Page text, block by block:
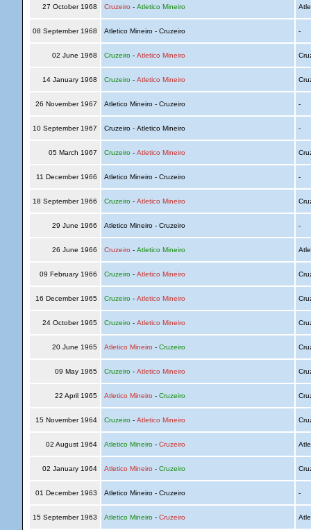
27 October 1968 Cruzeiro - Atletico Mineiro
08 September 1968 Atletico Mineiro - Cruzeiro -
02 June 1968 Cruzeiro- Atletico Mineiro
14 January 1968 Cruzeiro- Atletico Mineiro
26 November 1967 Atletico Mineiro - Cruzeiro -
10 September 1967 Cruzeiro - Atletico Mineiro -
05 March 1967 Cruzeiro- Atletico Mineiro
11 December 1966 Atletico Mineiro - Cruzeiro -
18 September 1966 Cruzeiro- Atletico Mineiro
29 June 1966 Atletico Mineiro - Cruzeiro -
26 June 1966 Cruzeiro - Atletico Mineiro
09 February 1966 Cruzeiro- Atletico Mineiro
16 December 1965 Cruzeiro- Atletico Mineiro
24 October 1965 Cruzeiro- Atletico Mineiro
20 June 1965 Atletico Mineiro - Cruzeiro
09 May 1965 Cruzeiro- Atletico Mineiro
22 April 1965 Atletico Mineiro - Cruzeiro
15 November 1964 Cruzeiro- Atletico Mineiro
02 August 1964 Atletico Mineiro- Cruzeiro
02 January 1964 Atletico Mineiro - Cruzeiro
01 December 1963 Atletico Mineiro - Cruzeiro -
15 September 1963 Atletico Mineiro- Cruzeiro